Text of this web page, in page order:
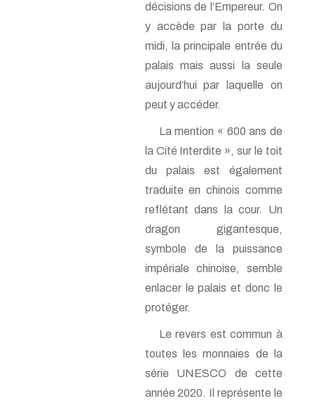
décisions de l’Empereur. On
y accède par la porte du
midi, la principale entrée du
palais mais aussi la seule
aujourd’hui par laquelle on
peut y accéder.
La mention « 600 ans de
la Cité Interdite », sur le toit
du palais est également
traduite en chinois comme
reflétant dans la cour. Un
dragon gigantesque,
symbole de la puissance
impériale chinoise, semble
enlacer le palais et donc le
protéger.
Le revers est commun à
toutes les monnaies de la
série UNESCO de cette
année 2020. Il représente le